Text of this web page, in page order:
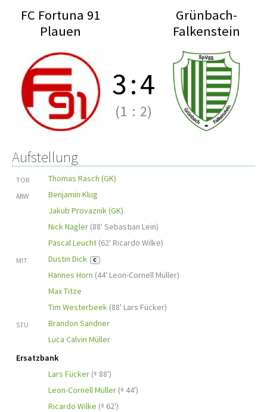
FC Fortuna 91
Plauen
Grünbach-
Falkenstein
3:4
(1 : 2)
Aufstellung
TOR Thomas Rasch (GK)
ABW
Benjamin Klug
Jakub Provaznik (GK)
Nick Nagler (88' Sebastian Lein)
Pascal Leucht (62' Ricardo Wilke)
MIT Dustin Dick C
Hannes Horn (44' Leon-Cornell Müller)
Max Titze
Tim Westerbeek (88' Lars Fücker)
STU
Brandon Sandner
Luca Calvin Müller
Ersatzbank
Lars Fücker ( 88')
Leon-Cornell Müller ( 44')
Ricardo Wilke ( 62')